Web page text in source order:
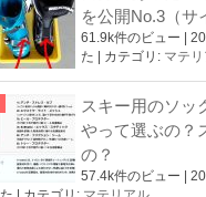
を公開No.3（サ
61.9k件のビュー |
た | カテゴリ: マテ
スキー用のソッ
やって選ぶの？
の？
57.4k件のビュー